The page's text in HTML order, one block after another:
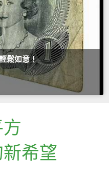
鬆如意！
希望